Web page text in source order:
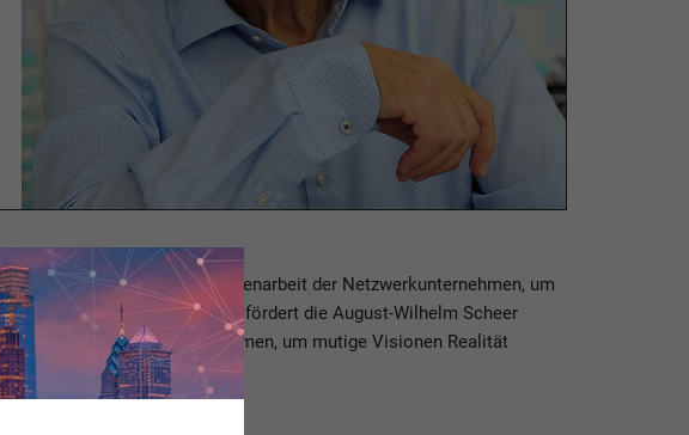
und fördert die Zusammenarbeit der Netzwerkunternehmen, um
zu erleichtern. Prof. Scheer fördert die August-Wilhelm Scheer
und kluge Köpfe zusammen, um mutige Visionen Realität